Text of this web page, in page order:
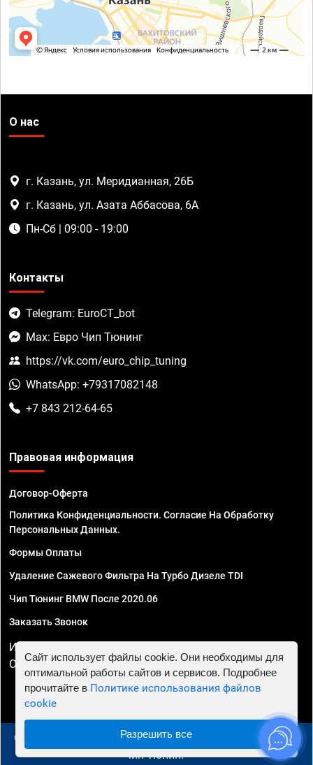
О нас
г. Казань, ул. Меридианная, 26Б
г. Казань, ул. Азата Аббасова, 6А
Пн-Сб | 09:00 - 19:00
Контакты
Telegram: EuroCT_bot
Max: Евро Чип Тюнинг
https://vk.com/euro_chip_tuning
WhatsApp: +79317082148
+7 843 212-64-65
Правовая информация
Договор-Оферта
Политика Конфиденциальности. Согласие На Обработку
Персональных Данных.
Формы Оплаты
Удаление Сажевого Фильтра На Турбо Дизеле TDI
Чип Тюнинг BMW После 2020.06
Заказать Звонок
ИП Смирнов Георгий Павлович. ИНН 781302555843,
ОГРНИП 324470400032610
© 2010 - 2026 Чип тюнинг в Казани - Автосервис "Евро
Чип Тюнинг"
Сайт использует файлы cookie. Они необходимы для
оптимальной работы сайтов и сервисов. Подробнее
прочитайте в Политике использования файлов
cookie
Разрешить все